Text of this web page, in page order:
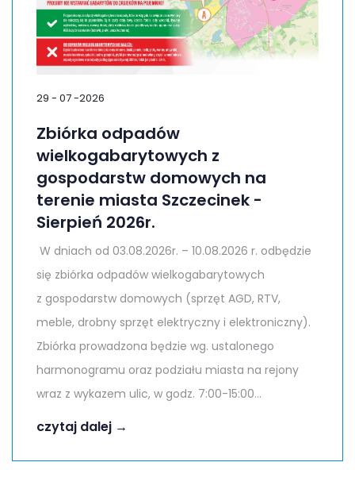
29 - 07 -2026
Zbiórka odpadów
wielkogabarytowych z
gospodarstw domowych na
terenie miasta Szczecinek -
Sierpień 2026r.
W dniach od 03.08.2026r. – 10.08.2026 r. odbędzie
się zbiórka odpadów wielkogabarytowych
z gospodarstw domowych (sprzęt AGD, RTV,
meble, drobny sprzęt elektryczny i elektroniczny).
Zbiórka prowadzona będzie wg. ustalonego
harmonogramu oraz podziału miasta na rejony
wraz z wykazem ulic, w godz. 7:00-15:00...
czytaj dalej →